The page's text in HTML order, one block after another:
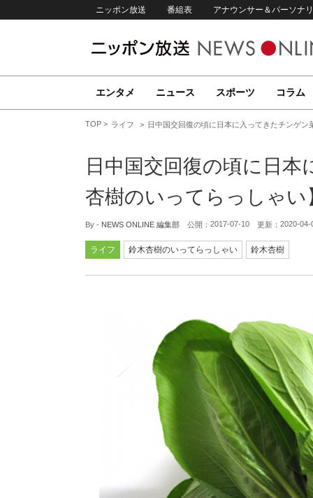
ニッポン放送 番組表 アナウンサー＆パーソナ
エンタメ ニュース スポーツ コラム
TOP ライフ 日中国交回復の頃に日本に入ってきたチンゲ
日中国交回復の頃に日
杏樹のいってらっしゃい
By - NEWS ONLINE 編集部 公開： 2017-07-10 更新： 2020-04-
ライフ 鈴木杏樹のいってらっしゃい 鈴木杏樹